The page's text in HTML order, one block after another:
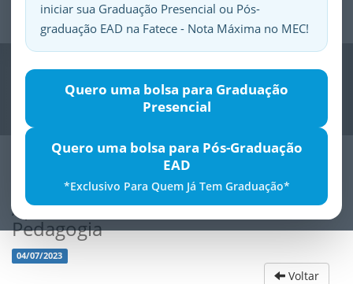
iniciar sua Graduação Presencial ou Pós-
graduação EAD na Fatece - Nota Máxima no MEC!
Quero uma bolsa para Graduação
Presencial
Quero uma bolsa para Pós-Graduação
EAD
*Exclusivo Para Quem Já Tem Graduação*
SuaFatece.Seuorgulho.
Previous
ApresentaÃ§Ã£o do curso de
Pedagogia
04/07/2023
Voltar